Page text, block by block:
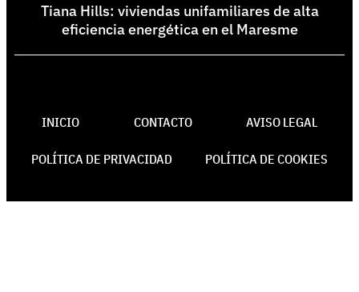
Tiana Hills: viviendas unifamiliares de alta
eficiencia energética en el Maresme
INICIO CONTACTO AVISO LEGAL
POLÍTICA DE PRIVACIDAD POLÍTICA DE COOKIES